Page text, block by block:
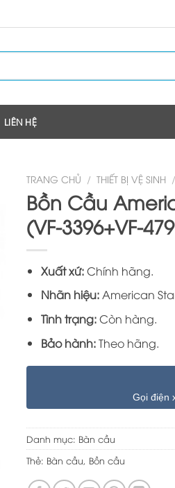
LIÊN HỆ
TRANG CHỦ / THIẾT BỊ VỆ SINH /
Bồn Cầu
(VF-3396+VF-
Xuất xứ:Chính hãng.
Nhãn hiệu:American
Tình trạng:Còn hàng.
Bảo hành:Theo hãng.
Gọi điện
Danh mục: Bàn cầu
Thẻ: Bàn cầu, Bồn cầu